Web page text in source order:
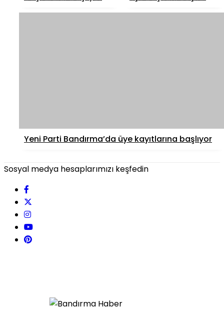
Yeni Parti Bandırma’da üye kayıtlarına başlıyor
Sosyal medya hesaplarımızı keşfedin